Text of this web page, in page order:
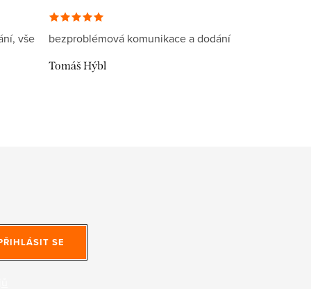
vše
bezproblémová komunikace a dodání
Tomáš Hýbl
SE